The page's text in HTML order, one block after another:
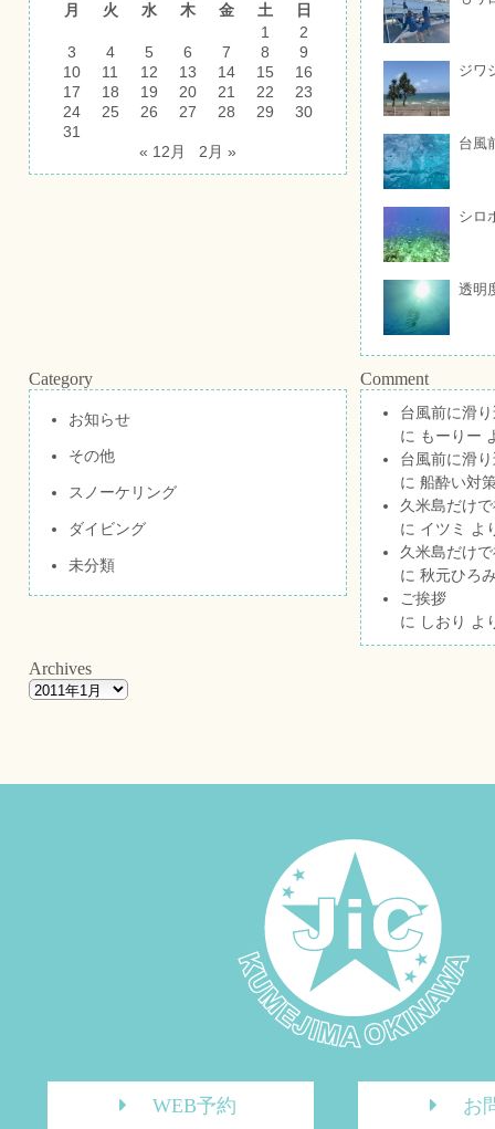
月
火 水 木 金 土
日
1
2
3
4 5 6 7 8
9
10
11 12 13 14 15
16
17
18 19 20 21 22
23
24
25 26 27 28 29
30
31
« 12月
2月 »
ジワ
台風
シロ
透明
Category
お知らせ
その他
スノーケリング
ダイビング
未分類
Comment
台風前に滑
に もーりー
台風前に滑
に 船酔い対
久米島だけ
に イツミ
よ
久米島だけ
に 秋元ひろ
ご挨拶
に しおり よ
Archives
WEB予約 お